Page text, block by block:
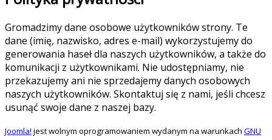
Gromadzimy dane osobowe użytkowników strony. Te
dane (imię, nazwisko, adres e-mail) wykorzystujemy do
generowania haseł dla naszych użytkowników, a także do
komunikacji z użytkownikami. Nie udostępniamy, nie
przekazujemy ani nie sprzedajemy danych osobowych
naszych użytkowników. Skontaktuj się z nami, jeśli chcesz
usunąć swoje dane z naszej bazy.
Joomla! jest wolnym oprogramowaniem wydanym na warunkach GNU